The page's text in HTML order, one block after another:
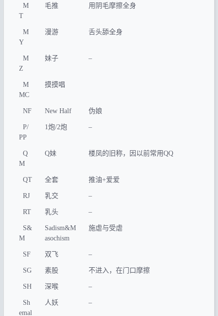
M
T
毛推 用阴毛摩擦全身
M
Y
漫游 舌头舔全身
M
Z
妹子 –
M
MC
摸摸唱
NF New Half 伪娘
P/
PP
1炮/2炮 –
Q
M
Q妹 楼凤的旧称，因以前常用QQ
QT 全套 推油+爱爱
RJ 乳交 –
RT 乳头 –
S&
M
Sadism&M
asochism
施虐与受虐
SF 双飞 –
SG 素股 不进入，在门口摩擦
SH 深喉 –
Sh
emal
人妖 –